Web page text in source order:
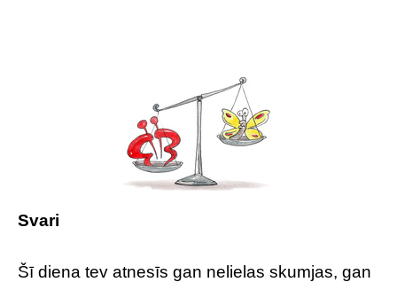
Svari
Šī diena tev atnesīs gan nelielas skumjas, gan